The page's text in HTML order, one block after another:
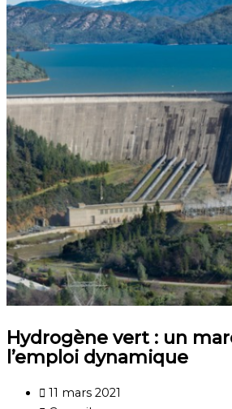
Hydrogène vert : un
l’emploi dynamique
11 mars 2021